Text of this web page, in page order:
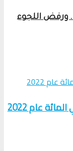
ورفض اللجوء